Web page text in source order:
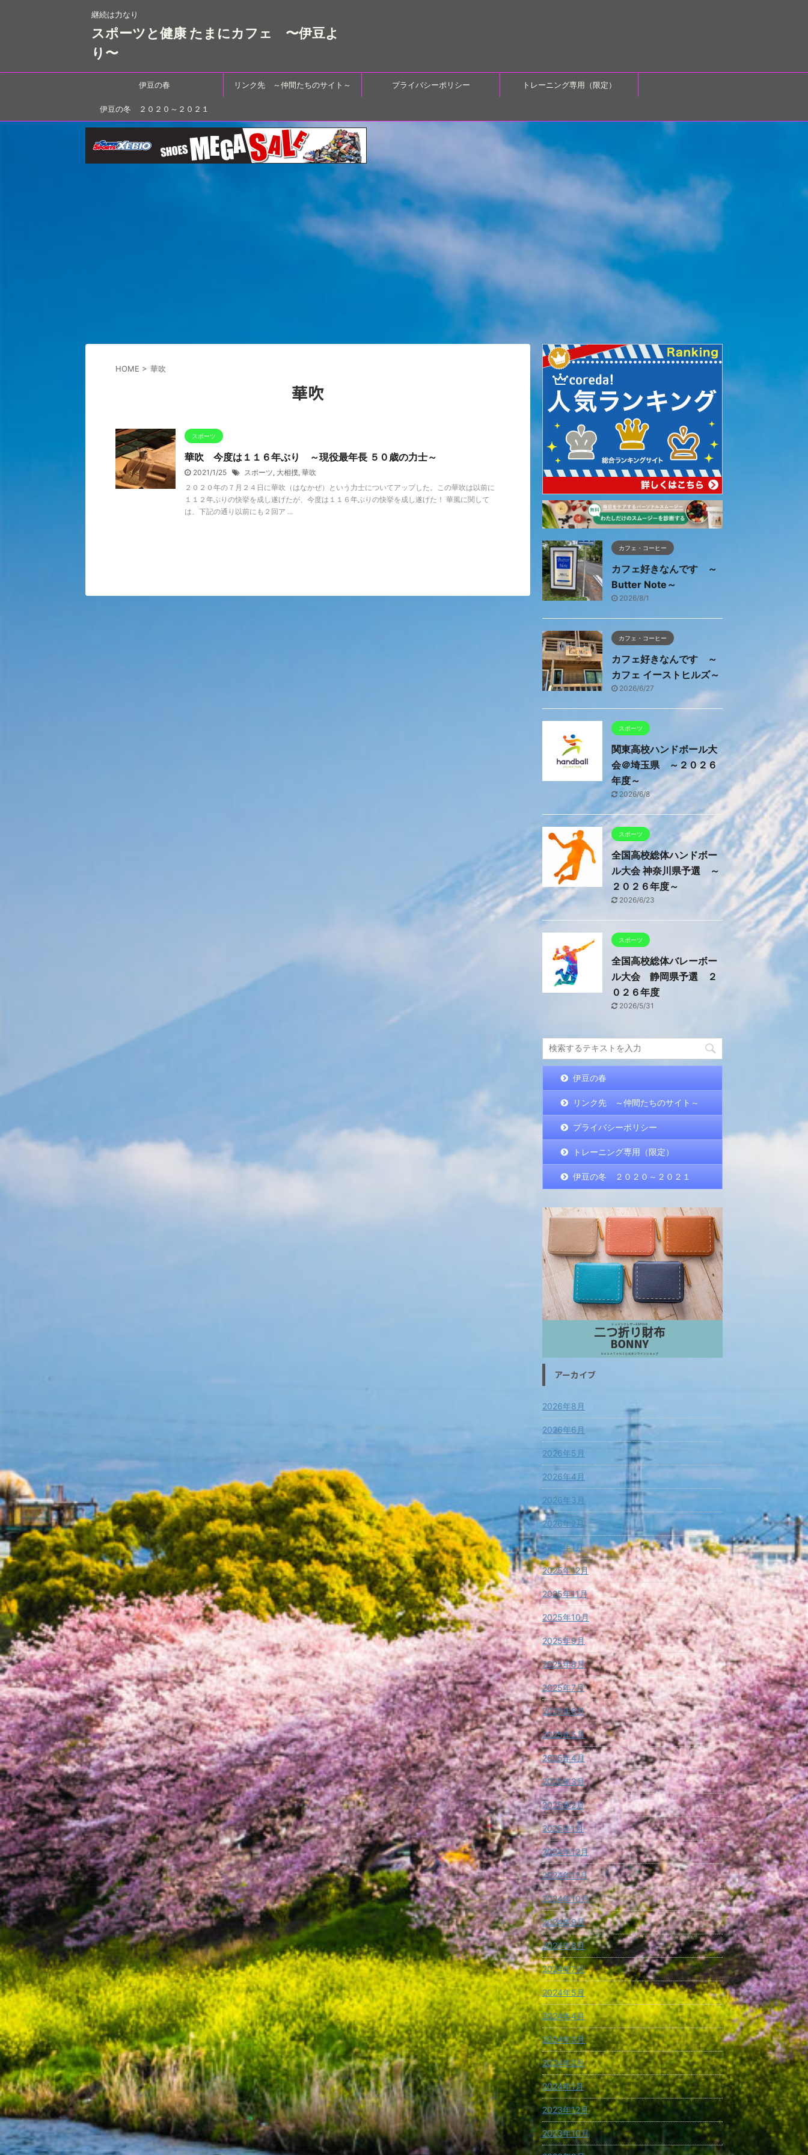
継続は力なり
スポーツと健康 たまにカフェ 〜伊豆よ
り〜
伊豆の春 リンク先 ～仲間たちのサイト～ プライバシーポリシー トレーニング専用（限定）
伊豆の冬 ２０２０～２０２１
HOME > 華吹
華吹
スポーツ
華吹 今度は１１６年ぶり ～現役最年長 ５０歳の力士～
2021/1/25 スポーツ, 大相撲, 華吹
２０２０年の７月２４日に華吹（はなかぜ）という力士についてアップした。この華吹は以前に
１１２年ぶりの快挙を成し遂げたが、今度は１１６年ぶりの快挙を成し遂げた！ 華風に関して
は、下記の通り以前にも２回ア ...
カフェ・コーヒー
カフェ好きなんです ～
Butter Note～
2026/8/1
カフェ・コーヒー
カフェ好きなんです ～
カフェ イーストヒルズ～
2026/6/27
スポーツ
関東高校ハンドボール大
会＠埼玉県 ～２０２６
年度～
2026/6/8
スポーツ
全国高校総体ハンドボー
ル大会 神奈川県予選 ～
２０２６年度～
2026/6/23
スポーツ
全国高校総体バレーボー
ル大会 静岡県予選 ２
０２６年度
2026/5/31
伊豆の春
リンク先 ～仲間たちのサイト～
プライバシーポリシー
トレーニング専用（限定）
伊豆の冬 ２０２０～２０２１
アーカイブ
2026年8月
2026年6月
2026年5月
2026年4月
2026年3月
2026年2月
2026年1月
2025年12月
2025年11月
2025年10月
2025年9月
2025年8月
2025年7月
2025年6月
2025年5月
2025年4月
2025年3月
2025年2月
2025年1月
2024年12月
2024年11月
2024年10月
2024年9月
2024年8月
2024年7月
2024年5月
2024年4月
2024年3月
2024年2月
2024年1月
2023年12月
2023年10月